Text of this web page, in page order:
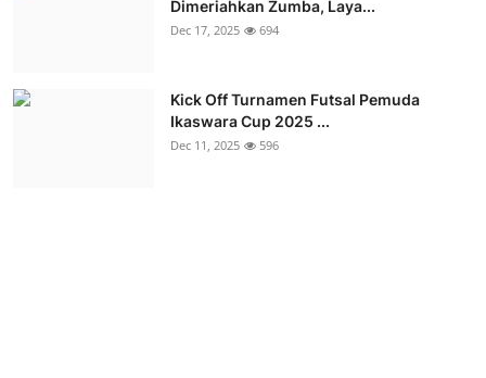
Dimeriahkan Zumba, Laya...
Dec 17, 2025 694
Kick Off Turnamen Futsal Pemuda
Ikaswara Cup 2025 ...
Dec 11, 2025 596